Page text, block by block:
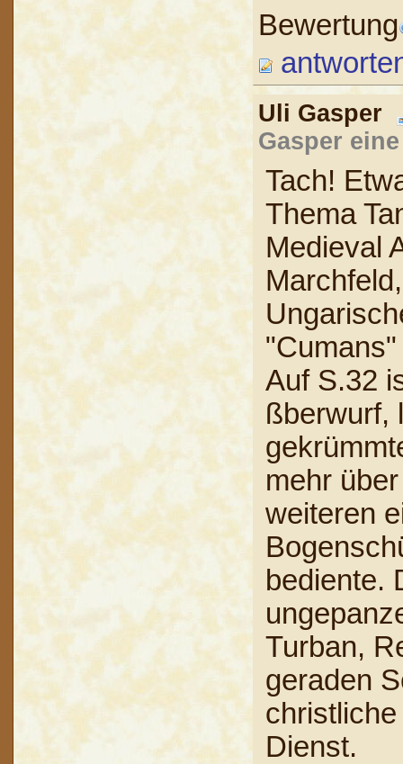
Bewertung
Uli Gasper
Gasper
Tach!
Thema
Medieval
Auf S.32
ßberwurf,
mehr
weiteren
bediente.
Turban,
geraden
Dienst.